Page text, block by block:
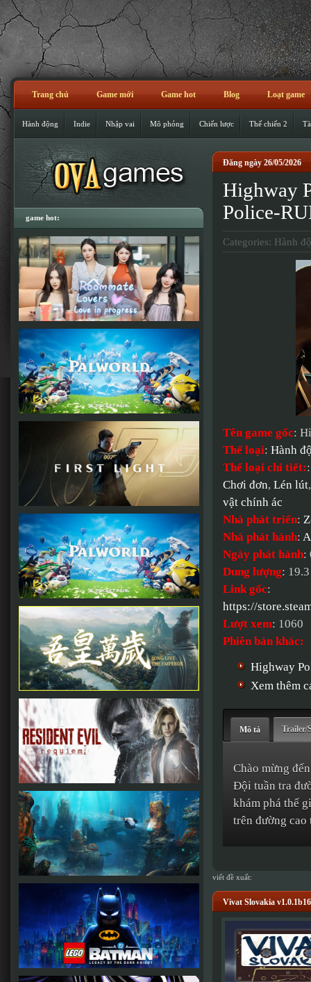
Trang chủ Game mới Game hot Blog Loạt game
Hành động Indie Nhập vai Mô phỏng Chiến lược Thế chiến 2
Đăng ngày 26/05/2026
Highway
Police-
Categories: Hành
Tên game gốc:
Thể loại: Hành
Thể loại chi tiết:
Chơi đơn, Lén lút
vật chính ác
Nhà phát triển:
Nhà phát hành:
Ngày phát hành:
Dung lượng:
Link gốc:
https://
Lượt xem: 1060
Phiên bản khác:
Highway
Xem thêm
Mô tả Trailer/
Chào mừng
Đội tuần tra
khám phá thế
trên đường cao
viết đề xuất:
Vivat Slovakia
game hot: